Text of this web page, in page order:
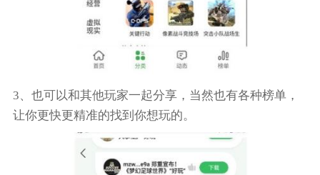
3、也可以和其他玩家一起分享，当然也有各种榜单，
让你更快更精准的找到你想玩的。